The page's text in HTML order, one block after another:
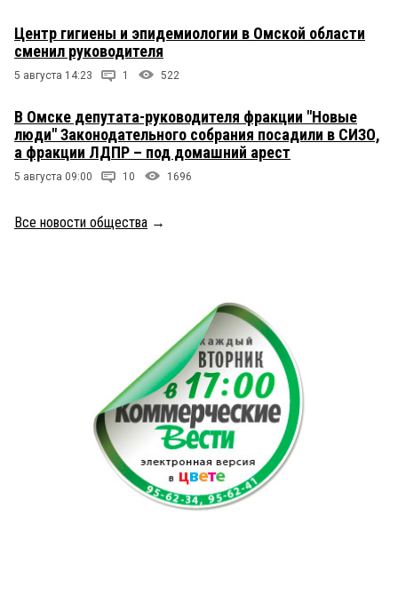
Центр гигиены и эпидемиологии в Омской области
сменил руководителя
5 августа 14:23 1 522
В Омске депутата-руководителя фракции "Новые
люди" Законодательного собрания посадили в СИЗО,
а фракции ЛДПР – под домашний арест
5 августа 09:00 10 1696
Все новости общества →